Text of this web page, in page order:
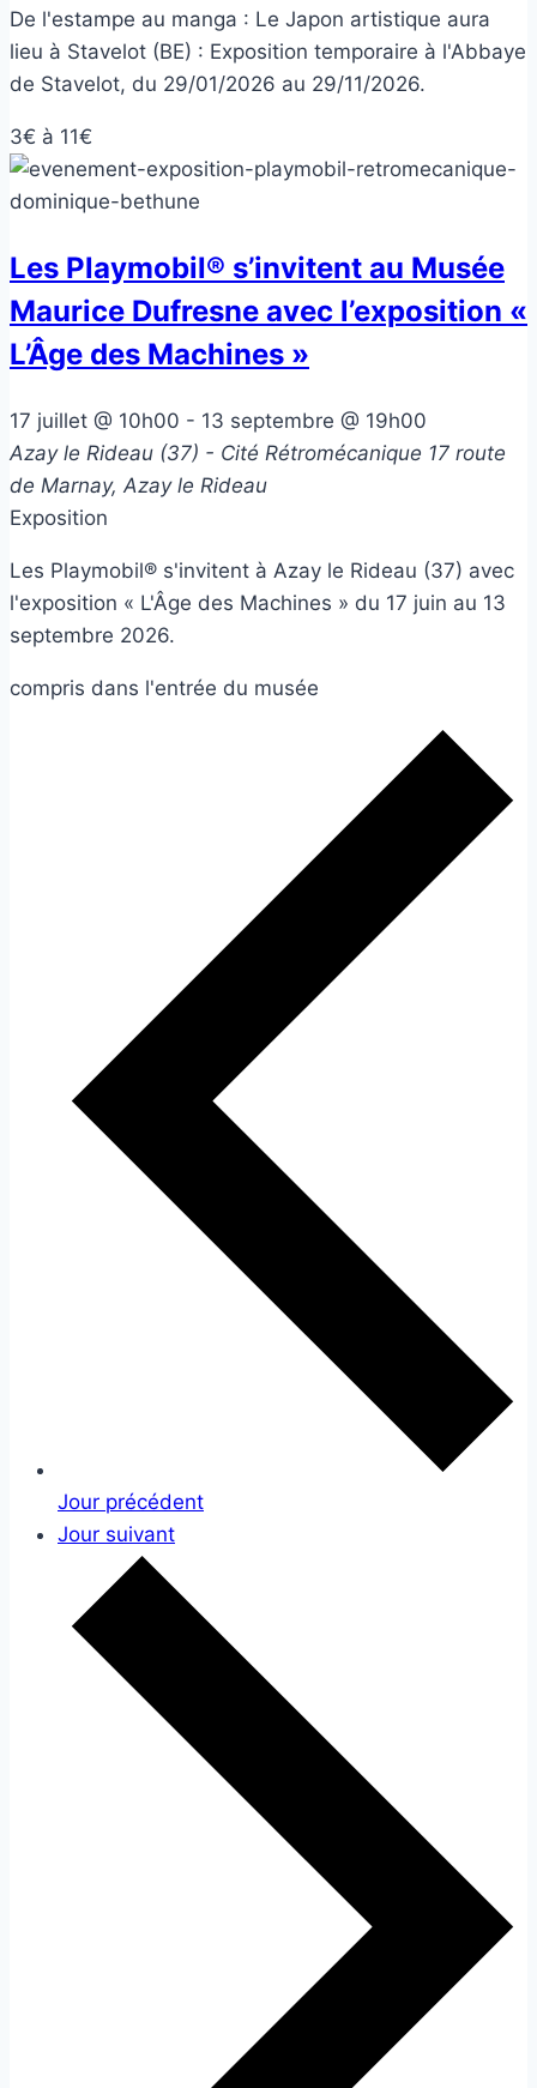
De l'estampe au manga : Le Japon artistique aura
lieu à Stavelot (BE) : Exposition temporaire à l'Abbaye
de Stavelot, du 29/01/2026 au 29/11/2026.
3€ à 11€
Les Playmobil® s’invitent au Musée
Maurice Dufresne avec l’exposition «
L’Âge des Machines »
17 juillet @ 10h00 - 13 septembre @ 19h00
Azay le Rideau (37) - Cité Rétromécanique 17 route
de Marnay, Azay le Rideau
Exposition
Les Playmobil® s'invitent à Azay le Rideau (37) avec
l'exposition « L'Âge des Machines » du 17 juin au 13
septembre 2026.
compris dans l'entrée du musée
Jour précédent
Jour suivant